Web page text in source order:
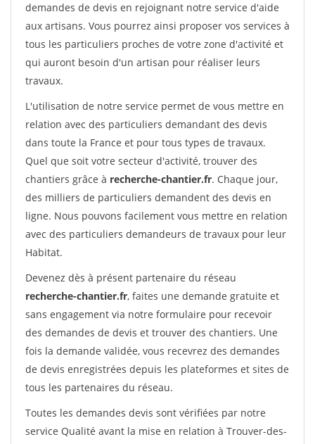
demandes de devis en rejoignant notre service d'aide
aux artisans. Vous pourrez ainsi proposer vos services à
tous les particuliers proches de votre zone d'activité et
qui auront besoin d'un artisan pour réaliser leurs
travaux.
L'utilisation de notre service permet de vous mettre en
relation avec des particuliers demandant des devis
dans toute la France et pour tous types de travaux.
Quel que soit votre secteur d'activité, trouver des
chantiers grâce à recherche-chantier.fr. Chaque jour,
des milliers de particuliers demandent des devis en
ligne. Nous pouvons facilement vous mettre en relation
avec des particuliers demandeurs de travaux pour leur
Habitat.
Devenez dès à présent partenaire du réseau
recherche-chantier.fr, faites une demande gratuite et
sans engagement via notre formulaire pour recevoir
des demandes de devis et trouver des chantiers. Une
fois la demande validée, vous recevrez des demandes
de devis enregistrées depuis les plateformes et sites de
tous les partenaires du réseau.
Toutes les demandes devis sont vérifiées par notre
service Qualité avant la mise en relation à Trouver-des-